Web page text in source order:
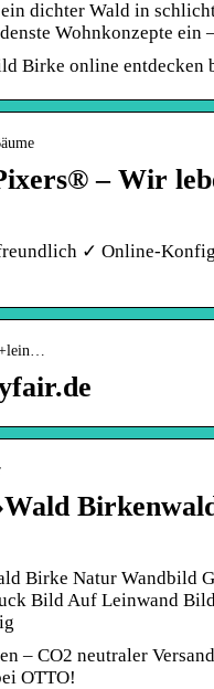
dichter Wald in
Wohnkonzepte ein
Birke online entdecken
– Wir
✓ Online-
Birke Natur Wandbild
Bild Auf Leinwand
– CO2 neutraler
OTTO!